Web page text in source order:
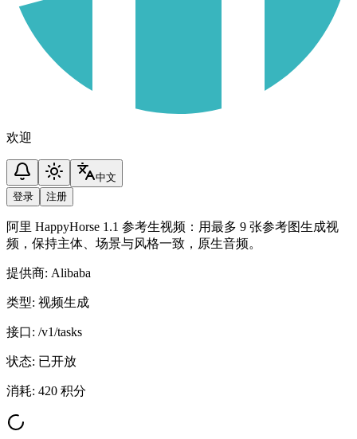
欢迎
中文
登录
注册
阿里 HappyHorse 1.1 参考生视频：用最多 9 张参考图生成视
频，保持主体、场景与风格一致，原生音频。
提供商: Alibaba
类型: 视频生成
接口: /v1/tasks
状态: 已开放
消耗: 420 积分